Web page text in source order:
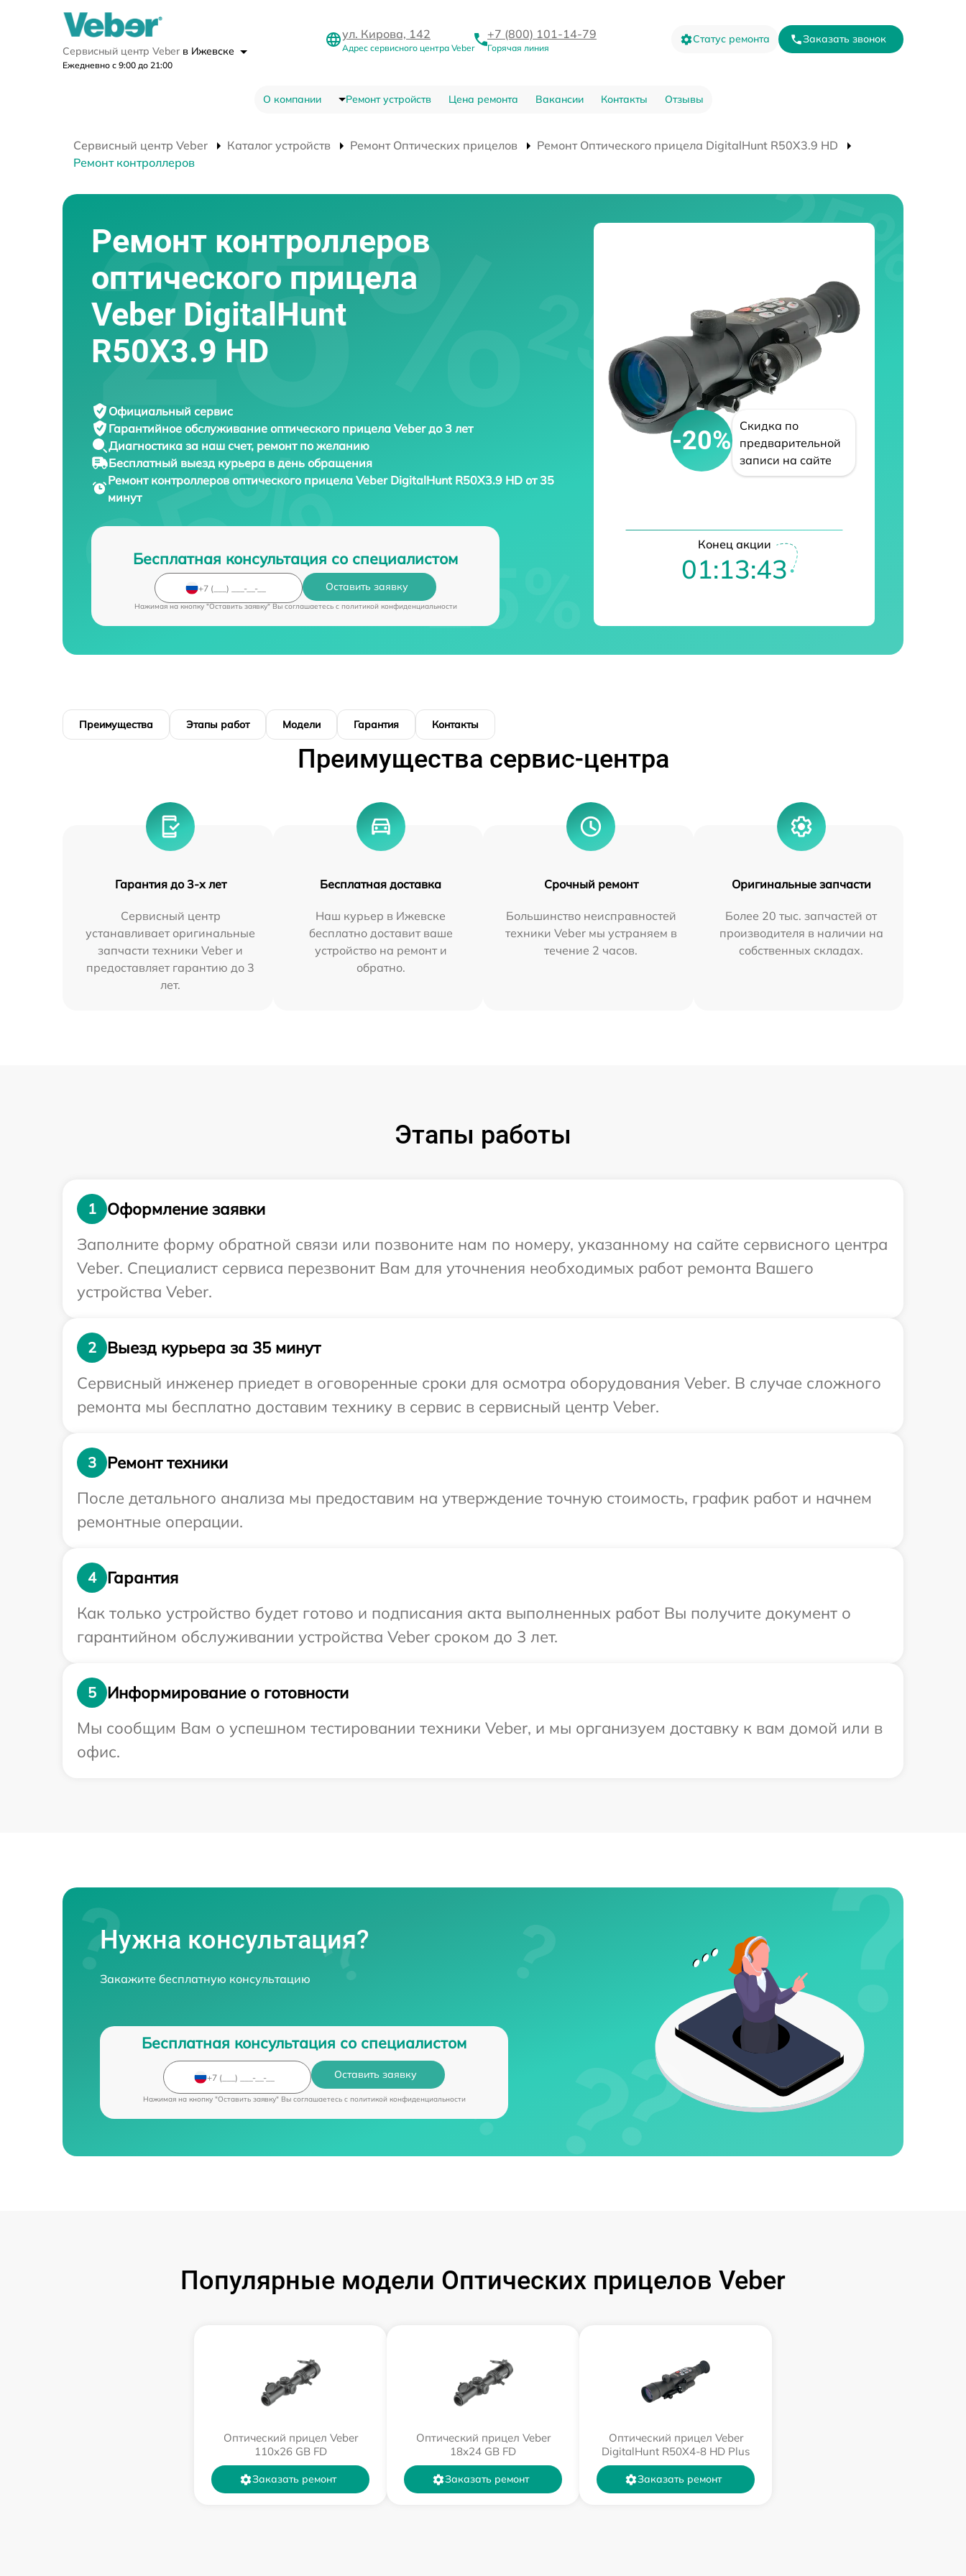
Сервисный центр Veber в Ижевске
Ежедневно с 9:00 до 21:00
ул. Кирова, 142
Адрес сервисного центра Veber
+7 (800) 101-14-79
Горячая линия
Статус ремонта Заказать звонок
О компании Ремонт устройств Цена ремонта Вакансии Контакты Отзывы
Сервисный центр Veber Каталог устройств Ремонт Оптических прицелов
Ремонт Оптического прицела DigitalHunt R50X3.9 HD
Ремонт контроллеров
Ремонт контроллеров
оптического прицела
Veber DigitalHunt
R50X3.9 HD
Официальный сервис
Гарантийное обслуживание оптического прицела Veber до 3 лет
Диагностика за наш счет, ремонт по желанию
Бесплатный выезд курьера в день обращения
Ремонт контроллеров оптического прицела Veber DigitalHunt R50X3.9 HD от 35
минут
Бесплатная консультация со специалистом
Оставить заявку
Нажимая на кнопку "Оставить заявку" Вы соглашаетесь c политикой конфиденциальности
-20%
Скидка по
предварительной
записи на сайте
Конец акции
01:13:42
Преимущества Этапы работ Модели Гарантия Контакты
Преимущества сервис-центра
Гарантия до 3-х лет
Сервисный центр
устанавливает оригинальные
запчасти техники Veber и
предоставляет гарантию до 3
лет.
Бесплатная доставка
Наш курьер в Ижевске
бесплатно доставит ваше
устройство на ремонт и
обратно.
Срочный ремонт
Большинство неисправностей
техники Veber мы устраняем в
течение 2 часов.
Оригинальные запчасти
Более 20 тыс. запчастей от
производителя в наличии на
собственных складах.
Этапы работы
1
Оформление заявки
Заполните форму обратной связи или позвоните нам по номеру, указанному на сайте сервисного центра
Veber. Специалист сервиса перезвонит Вам для уточнения необходимых работ ремонта Вашего
устройства Veber.
2
Выезд курьера за 35 минут
Сервисный инженер приедет в оговоренные сроки для осмотра оборудования Veber. В случае сложного
ремонта мы бесплатно доставим технику в сервис в сервисный центр Veber.
3
Ремонт техники
После детального анализа мы предоставим на утверждение точную стоимость, график работ и начнем
ремонтные операции.
4
Гарантия
Как только устройство будет готово и подписания акта выполненных работ Вы получите документ о
гарантийном обслуживании устройства Veber сроком до 3 лет.
5
Информирование о готовности
Мы сообщим Вам о успешном тестировании техники Veber, и мы организуем доставку к вам домой или в
офис.
Нужна консультация?
Закажите бесплатную консультацию
Бесплатная консультация со специалистом
Оставить заявку
Нажимая на кнопку "Оставить заявку" Вы соглашаетесь c политикой конфиденциальности
Популярные модели Оптических прицелов Veber
Оптический прицел Veber
110х26 GB FD
Заказать ремонт
Оптический прицел Veber
18x24 GB FD
Заказать ремонт
Оптический прицел Veber
DigitalHunt R50X4-8 HD Plus
Заказать ремонт